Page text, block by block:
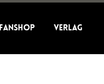
Fanshop Verlag